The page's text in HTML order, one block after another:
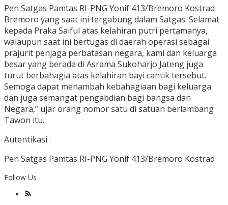
Pen Satgas Pamtas RI-PNG Yonif 413/Bremoro Kostrad
Bremoro yang saat ini tergabung dalam Satgas. Selamat
kepada Praka Saiful atas kelahiran putri pertamanya,
walaupun saat ini bertugas di daerah operasi sebagai
prajurit penjaga perbatasan negara, kami dan keluarga
besar yang berada di Asrama Sukoharjo Jateng juga
turut berbahagia atas kelahiran bayi cantik tersebut.
Semoga dapat menambah kebahagiaan bagi keluarga
dan juga semangat pengabdian bagi bangsa dan
Negara,” ujar orang nomor satu di satuan berlambang
Tawon itu.
Autentikasi :
Pen Satgas Pamtas RI-PNG Yonif 413/Bremoro Kostrad
Follow Us